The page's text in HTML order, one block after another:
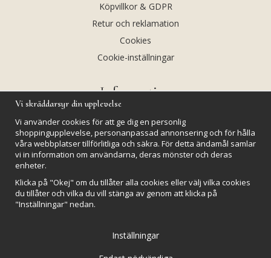
Köpvillkor & GDPR
Retur och reklamation
Cookies
Cookie-inställningar
Information
Kalendarium
Nyheter
Kristaller och fairtrade
Rena & Ladda kristaller
Vi skräddarsyr din upplevelse
Vi använder cookies för att ge dig en personlig
shoppingupplevelse, personanpassad annonsering och för hålla
våra webbplatser tillförlitliga och säkra. För detta ändamål samlar
vi in information om användarna, deras mönster och deras
enheter.
Klicka på "Okej" om du tillåter alla cookies eller välj vilka cookies
du tillåter och vilka du vill stänga av genom att klicka på
"Inställningar" nedan.
Inställningar